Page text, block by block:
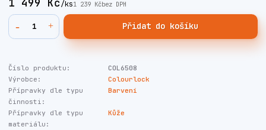
1 499 Kč/ks1 239 Kčbez DPH
Přidat do košíku
Číslo produktu:
COL6508
Výrobce:
Colourlock
Přípravky dle typu
činnosti:
Barvení
Přípravky dle typu
materiálu:
Kůže